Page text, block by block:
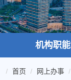
机构职能
首页 网上办事